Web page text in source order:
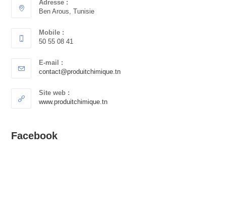
Adresse :
Ben Arous, Tunisie
Mobile :
50 55 08 41
E-mail :
contact@produitchimique.tn
Site web :
www.produitchimique.tn
Facebook